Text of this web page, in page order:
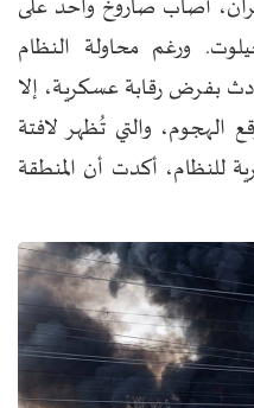
ورغم محاولة النظام
بفرض رقابة عسكرية، إلا
الهجوم، والتي تُظهر لافتة
للنظام، أكدت أن المنطقة